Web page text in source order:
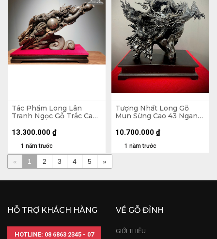
Tác Phẩm Long Lân
Tranh Ngọc Gỗ Trắc Cao
1 năm trước
13.300.000 ₫
Tượng Nhất Long Gỗ
Mun Sừng Cao 43 Ngang
1 năm trước
10.700.000 ₫
« 1 2 3 4 5 »
HỖ TRỢ KHÁCH HÀNG
HOTLINE: 08 6863 2345 - 07
VỀ GỖ ĐỈNH
GIỚI THIỆU